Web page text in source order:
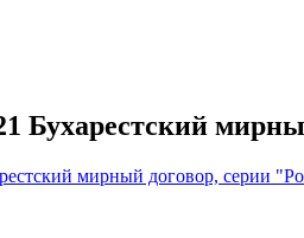
Бухарестский